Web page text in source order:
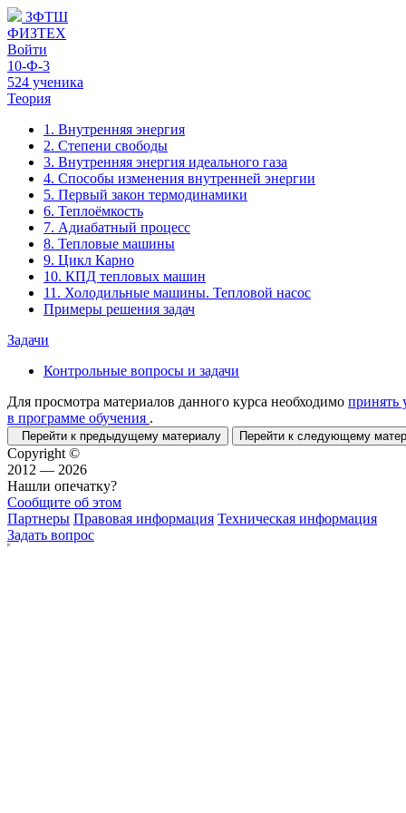
ЗФТШ
ФИЗТЕХ
Войти
10-Ф-3
524 ученика
Теория
1. Внутренняя энергия
2. Степени свободы
3. Внутренняя энергия идеального газа
4. Способы изменения внутренней энергии
5. Первый закон термодинамики
6. Теплоёмкость
7. Адиабатный процесс
8. Тепловые машины
9. Цикл Карно
10. КПД тепловых машин
11. Холодильные машины. Тепловой насос
Примеры решения задач
Задачи
Контрольные вопросы и задачи
Для просмотра материалов данного курса необходимо принять
в программе обучения .
Перейти к предыдущему материалу Перейти к следующему
Copyright ©
2012 — 2026
Нашли опечатку?
Сообщите об этом
Партнеры Правовая информация Техническая информация
Задать вопрос